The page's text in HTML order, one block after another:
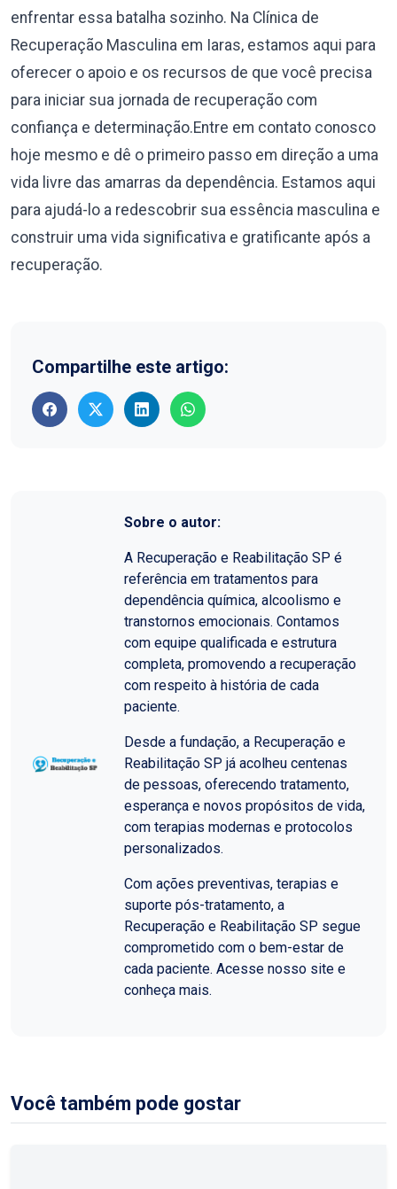
enfrentar essa batalha sozinho. Na Clínica de
Recuperação Masculina em Iaras, estamos aqui para
oferecer o apoio e os recursos de que você precisa
para iniciar sua jornada de recuperação com
confiança e determinação.Entre em contato conosco
hoje mesmo e dê o primeiro passo em direção a uma
vida livre das amarras da dependência. Estamos aqui
para ajudá-lo a redescobrir sua essência masculina e
construir uma vida significativa e gratificante após a
recuperação.
Compartilhe este artigo:
Sobre o autor:
A Recuperação e Reabilitação SP é
referência em tratamentos para
dependência química, alcoolismo e
transtornos emocionais. Contamos
com equipe qualificada e estrutura
completa, promovendo a recuperação
com respeito à história de cada
paciente.
Desde a fundação, a Recuperação e
Reabilitação SP já acolheu centenas
de pessoas, oferecendo tratamento,
esperança e novos propósitos de vida,
com terapias modernas e protocolos
personalizados.
Com ações preventivas, terapias e
suporte pós-tratamento, a
Recuperação e Reabilitação SP segue
comprometido com o bem-estar de
cada paciente. Acesse nosso site e
conheça mais.
Você também pode gostar